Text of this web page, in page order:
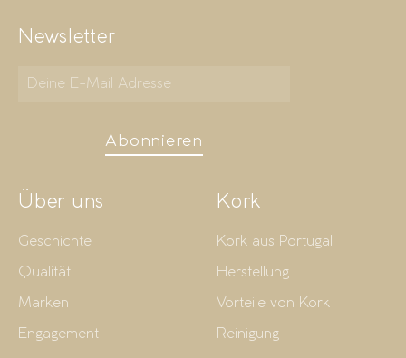
Newsletter
Abonnieren
Über uns
Geschichte
Qualität
Marken
Engagement
Kork
Kork aus Portugal
Herstellung
Vorteile von Kork
Reinigung